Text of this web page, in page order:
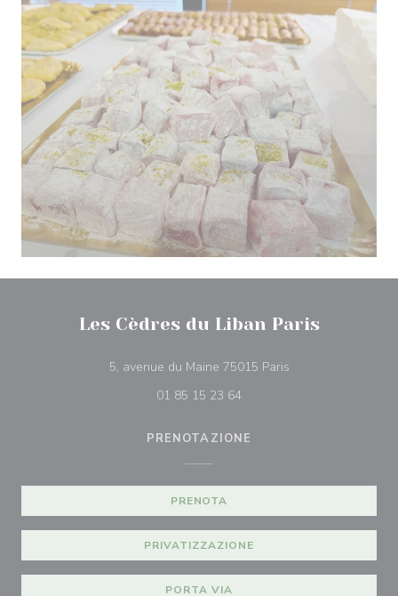
Les Cèdres du Liban Paris
5, avenue du Maine 75015 Paris((apre una nuova
01 85 15 23 64
PRENOTAZIONE
PRENOTA
PRIVATIZZAZIONE
PORTA VIA